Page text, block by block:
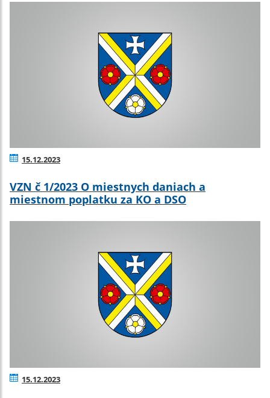
15.12.2023
VZN č 1/2023 O miestnych daniach a
miestnom poplatku za KO a DSO
15.12.2023